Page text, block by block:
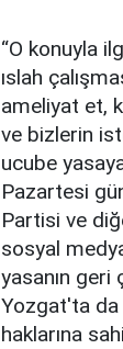
“O konuyla
ıslah
ameliyat et,
ve bizlerin
ucube
Pazartesi
Partisi ve
sosyal
yasanın geri
Yozgat'ta da
haklarına